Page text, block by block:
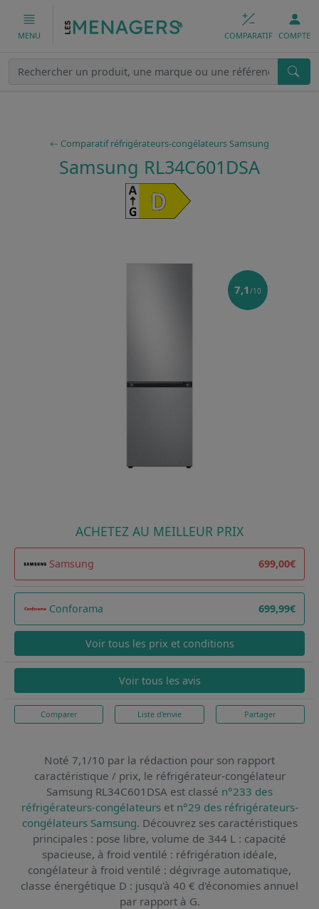
MENU COMPARATIF COMPTE
Comparatif réfrigérateurs-congélateurs Samsung
Samsung RL34C601DSA
7,1 /10
ACHETEZ AU MEILLEUR PRIX
Samsung 699,00€
Conforama 699,99€
Voir tous les prix et conditions
Voir tous les avis
Comparer Liste d'envie Partager
Noté 7,1/10 par la rédaction pour son rapport
caractéristique / prix, le réfrigérateur-congélateur
Samsung RL34C601DSA est classé n°233 des
réfrigérateurs-congélateurset n°29 des réfrigérateurs-
congélateurs Samsung. Découvrez ses caractéristiques
principales : pose libre, volume de 344 L : capacité
spacieuse, à froid ventilé : réfrigération idéale,
congélateur à froid ventilé : dégivrage automatique,
classe énergétique D : jusqu'à 40 € d'économies annuel
par rapport à G.